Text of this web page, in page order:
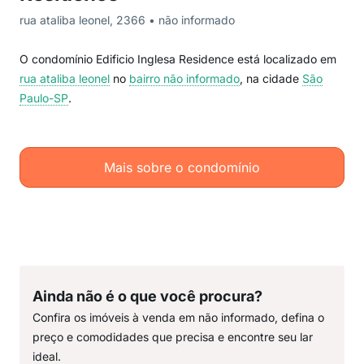
rua ataliba leonel, 2366 • não informado
O condomínio Edificio Inglesa Residence está localizado em
rua ataliba leonel no bairro não informado, na cidade São
Paulo-SP.
Mais sobre o condomínio
Ainda não é o que você procura?
Confira os imóveis à venda em não informado, defina o
preço e comodidades que precisa e encontre seu lar
ideal.